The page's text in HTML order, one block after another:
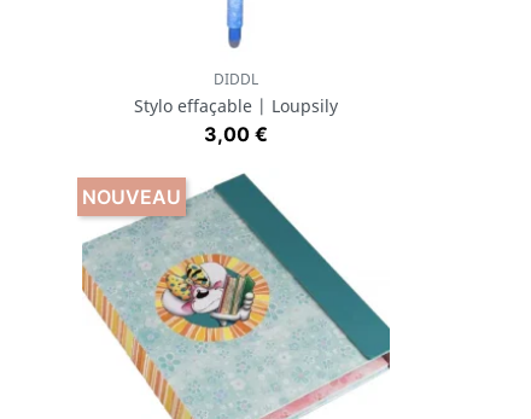
Aperçu rapide
DIDDL
Stylo effaçable | Loupsily
Prix
3,00 €
NOUVEAU